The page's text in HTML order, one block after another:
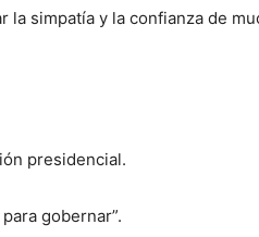
simpatía y la confianza de
presidencial.
gobernar”.